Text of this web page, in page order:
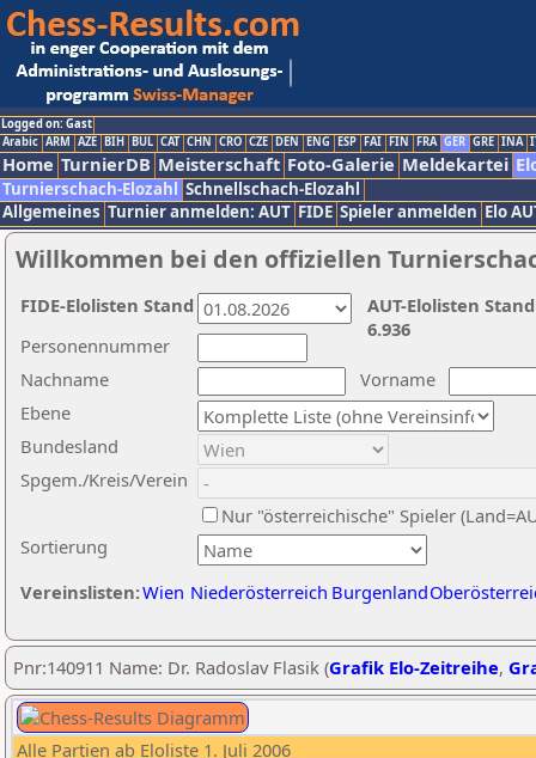
Logged on: Gast
Arabic ARM AZE BIH BUL CAT CHN CRO CZE DEN ENG ESP FAI FIN FRA GER GRE INA
Home TurnierDB Meisterschaft Foto-Galerie Meldekartei
Turnierschach-Elozahl Schnellschach-Elozahl
Allgemeines Turnier anmelden: AUT FIDE Spieler anmelden Elo
Willkommen bei den offiziellen
Nachname
Vorname
Ebene
Sortierung
Personennummer
Bundesland
Spgem./Kreis/Verein
Nur "österreichische" Spieler
Vereinslisten:Wien Niederösterreich Burgenland
AUT-Elolisten
6.936
FIDE-Elolisten Stand
Pnr:140911 Name: Dr. Radoslav Flasik (Grafik Elo-Zeitreihe,
Alle Partien ab Eloliste 1. Juli 2006